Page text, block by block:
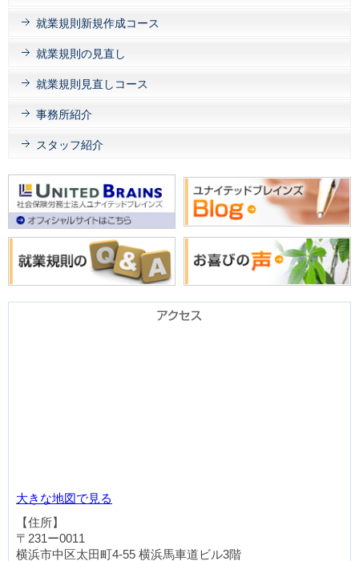
就業規則新規作成コース
就業規則の見直し
就業規則見直しコース
事務所紹介
スタッフ紹介
大きな地図で見る
【住所】
〒231ー0011
横浜市中区太田町4-55 横浜馬車道ビル3階